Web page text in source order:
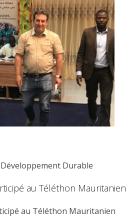
Développement Durable
au Téléthon Mauritanien
au Téléthon Mauritanien